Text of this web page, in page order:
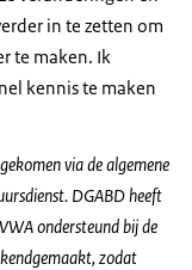
in te zetten om
te maken. Ik
kennis te maken
via de algemene
DGABD heeft
ondersteund bij de
zodat